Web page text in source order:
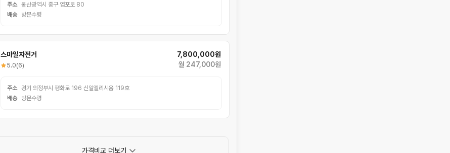
주소 울산광역시 중구 염포로 80
배송
방문수령
스마일자전거
5.0(6)
7,800,000원
월 247,000원
주소
경기 의정부시 평화로 196 신일엘리시움 119호
배송
방문수령
가격비교 더보기